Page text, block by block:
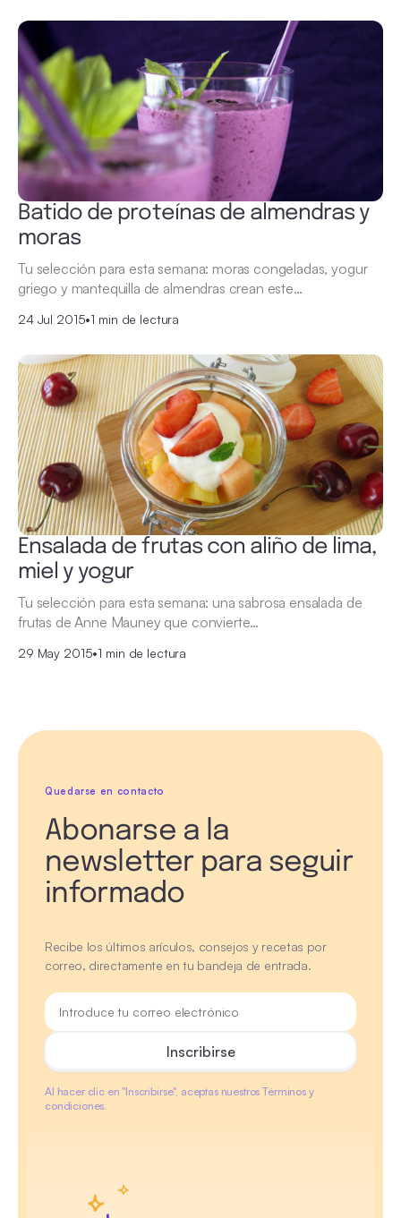
Batido de proteínas de almendras y
moras
Tu selección para esta semana: moras congeladas, yogur
griego y mantequilla de almendras crean este…
24 Jul 2015•1 min de lectura
Ensalada de frutas con aliño de lima,
miel y yogur
Tu selección para esta semana: una sabrosa ensalada de
frutas de Anne Mauney que convierte…
29 May 2015•1 min de lectura
Quedarse en contacto
Abonarse a la
newsletter para seguir
informado
Recibe los últimos arículos, consejos y recetas por
correo, directamente en tu bandeja de entrada.
Al hacer clic en "Inscribirse", aceptas nuestros Términos y
condiciones.